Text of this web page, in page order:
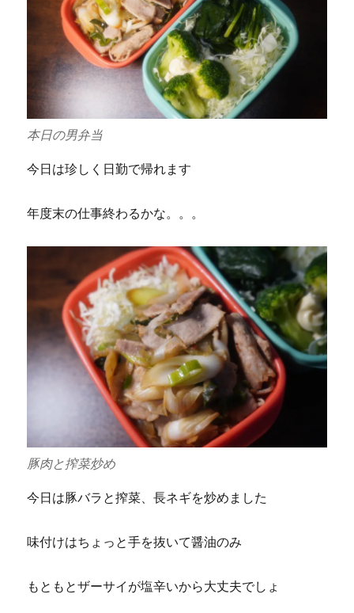
本日の男弁当
今日は珍しく日勤で帰れます
年度末の仕事終わるかな。。。
豚肉と搾菜炒め
今日は豚バラと搾菜、長ネギを炒めました
味付けはちょっと手を抜いて醤油のみ
もともとザーサイが塩辛いから大丈夫でしょ